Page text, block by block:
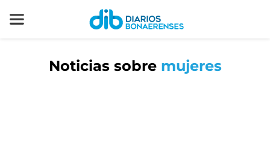
Noticias sobre mujeres